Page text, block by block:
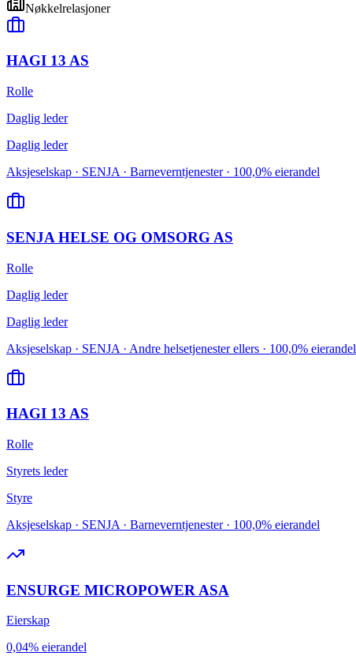
Nøkkelrelasjoner
HAGI 13 AS
Rolle
Daglig leder
Daglig leder
Aksjeselskap · SENJA · Barneverntjenester · 100,0% eierandel
SENJA HELSE OG OMSORG AS
Rolle
Daglig leder
Daglig leder
Aksjeselskap · SENJA · Andre helsetjenester ellers · 100,0% eierandel
HAGI 13 AS
Rolle
Styrets leder
Styre
Aksjeselskap · SENJA · Barneverntjenester · 100,0% eierandel
ENSURGE MICROPOWER ASA
Eierskap
0,04% eierandel